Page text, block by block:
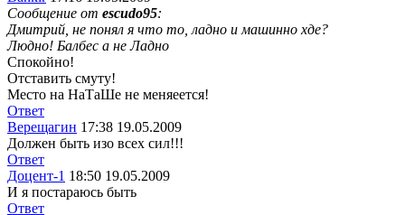
Сообщение от escudo95:
Дмитрий, не понял я что то, ладно и машинно хде?
Людно! Балбес а не Ладно
Спокойно!
Отставить смуту!
Место на НаТаШе не меняеется!
Ответ
Верещагин 17:38 19.05.2009
Должен быть изо всех сил!!!
Ответ
Доцент-1 18:50 19.05.2009
И я постараюсь быть
Ответ